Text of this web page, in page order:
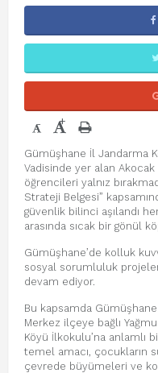
- +
Gümüşhane İl Jandarma
Vadisinde yer alan
öğrencileri yalnız
Strateji Belgesi”
güvenlik bilinci aşılandı
arasında sıcak bir gönül
Gümüşhane’de kolluk
sosyal sorumluluk
devam ediyor.
Bu kapsamda
Merkez ilçeye bağlı
Köyü İlkokulu’na anlamlı
temel amacı, çocukların
çevrede büyümeleri ve